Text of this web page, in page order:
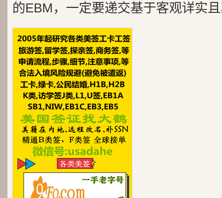
的EBM，一定要递交基于客观详实